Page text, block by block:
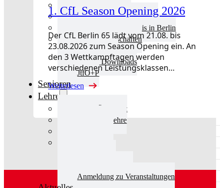
Aktuelles Jugend
Landestraining und Kader
Schulsport Tischtennis in Berlin
mini-Meisterschaften
Kinderschutz
Jugend Downloads
JtfO+P
Senioren
Lehre
Lehre Übersicht
Aktuelles Lehre
Anmeldung zu Veranstaltungen
1. CfL Season Opening 2026
Der CfL Berlin 65 lädt vom 21.08. bis
23.08.2026 zum Season Opening ein. An
den 3 Wettkampftagen werden
verschiedenen Leistungsklassen…
Weiterlesen